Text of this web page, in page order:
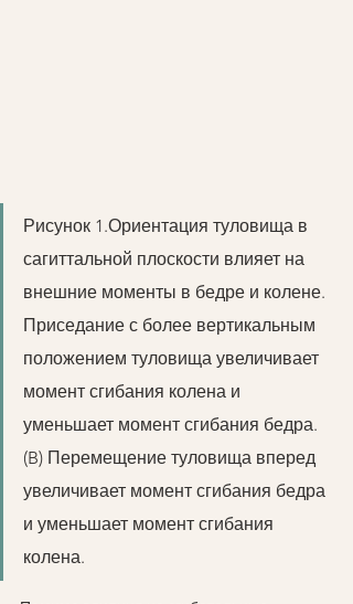
Рисунок 1.Ориентация туловища в
сагиттальной плоскости влияет на
внешние моменты в бедре и колене.
Приседание с более вертикальным
положением туловища увеличивает
момент сгибания колена и
уменьшает момент сгибания бедра.
(B) Перемещение туловища вперед
увеличивает момент сгибания бедра
и уменьшает момент сгибания
колена.